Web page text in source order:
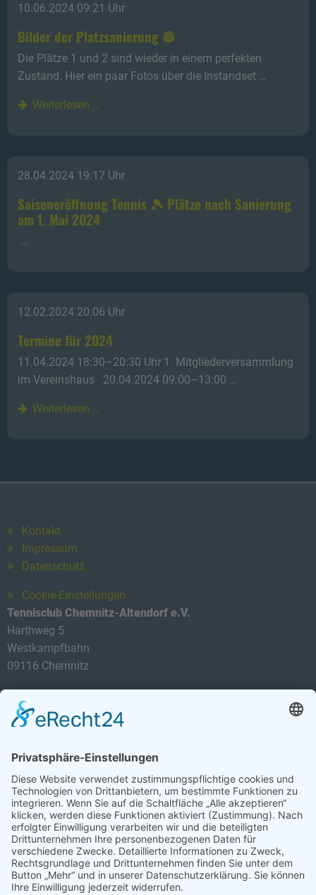
10.06.2024 09:21 Uhr
Bilder der Platzsanierung 👷
Die Plätze 1 und 2 sind wieder in einem perfekten
Zustand. Hier ein paar Fotos über die Instandset …
Weiterlesen …
28.04.2024 19:17 Uhr
Saisoneröffnung Tennis 🎾 Plätze nach Sanierung
am 1. Mai 2024
…
12.02.2024 20:06 Uhr
Termine für 2024
11.04.2024 18:30–20:30 Uhr 1. Mitgliederversammlung
im Vereinshaus 20.04.2024 09:00–13:00 …
Weiterlesen …
Kontakt
Impressum
Datenschutz
Cookie-Einstellungen
Tennisclub Chemnitz-Altendorf e.V.
Harthweg 5
Westkampfbahn
09116 Chemnitz
E-Mail: info@tca-ev.de
Sicherheitsfrage*
Bitte rechnen Sie 8 plus 1.
Abonnieren Sie den kostenlosen TCA-Newsletter und